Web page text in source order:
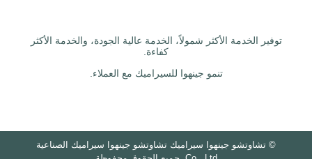
توفير الخدمة الأكثر شمولاً، الخدمة عالية الجودة، والخدمة الأكثر
كفاءة.
تنمو جينهوا للسيراميك مع العملاء.
© تشاوتشو جينهوا سيراميك تشاوتشو جينهوا سيراميك الصناعية